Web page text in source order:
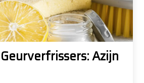
Azijn